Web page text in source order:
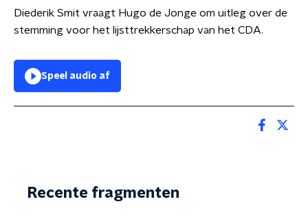
Diederik Smit vraagt Hugo de Jonge om uitleg over de
stemming voor het lijsttrekkerschap van het CDA.
Speel audio af
Recente fragmenten